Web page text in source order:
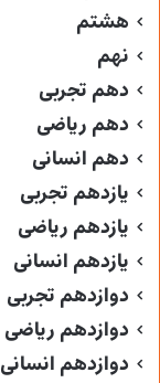
هشتم
نهم
دهم تجربی
دهم ریاضی
دهم انسانی
یازدهم تجربی
یازدهم ریاضی
یازدهم انسانی
دوازدهم تجربی
دوازدهم ریاضی
دوازدهم انسانی